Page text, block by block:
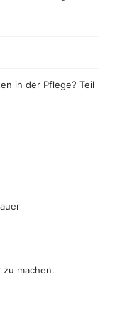
in der Pflege? Teil
machen.